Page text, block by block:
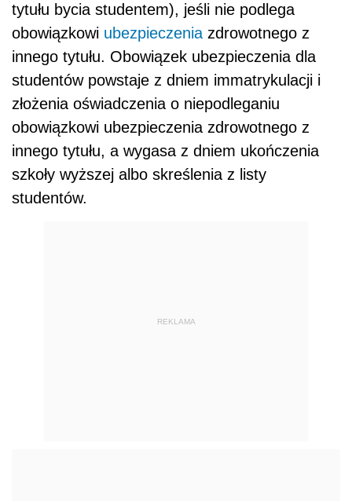
tytułu bycia studentem), jeśli nie podlega
obowiązkowi ubezpieczenia zdrowotnego z
innego tytułu. Obowiązek ubezpieczenia dla
studentów powstaje z dniem immatrykulacji i
złożenia oświadczenia o niepodleganiu
obowiązkowi ubezpieczenia zdrowotnego z
innego tytułu, a wygasa z dniem ukończenia
szkoły wyższej albo skreślenia z listy
studentów.
REKLAMA